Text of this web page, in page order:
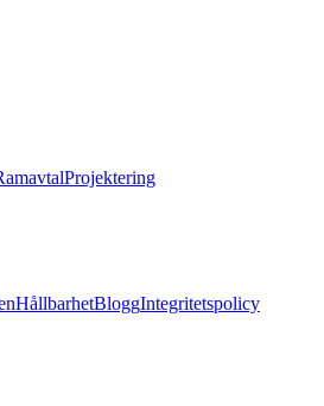
Projektering
HållbarhetBloggIntegritetspolicy